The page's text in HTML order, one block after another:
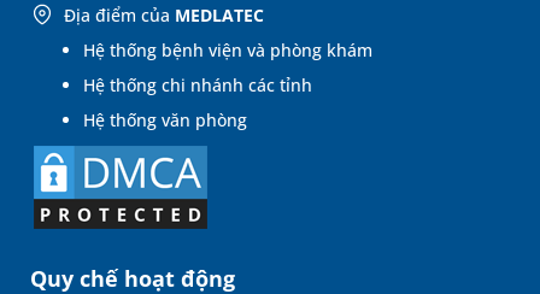
Địa điểm của MEDLATEC
Hệ thống bệnh viện và phòng khám
Hệ thống chi nhánh các tỉnh
Hệ thống văn phòng
Quy chế hoạt động